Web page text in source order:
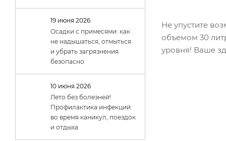
Не упустите
объемом 30
уровня! Ваше
19 июня 2026
Осадки с примесями: как
не надышаться, отмыться
и убрать загрязнения
безопасно
10 июня 2026
Лето без болезней!
Профилактика инфекций
во время каникул, поездок
и отдыха